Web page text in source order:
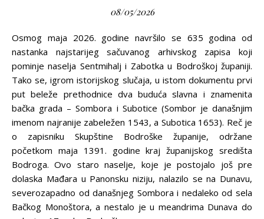
08/05/2026
Osmog maja 2026. godine navršilo se 635 godina od
nastanka najstarijeg sačuvanog arhivskog zapisa koji
pominje naselja Sentmihalj i Zabotka u Bodroškoj županiji.
Tako se, igrom istorijskog slučaja, u istom dokumentu prvi
put beleže prethodnice dva buduća slavna i znamenita
bačka grada – Sombora i Subotice (Sombor je današnjim
imenom najranije zabeležen 1543, a Subotica 1653). Reč je
o zapisniku Skupštine Bodroške županije, održane
početkom maja 1391. godine kraj županijskog središta
Bodroga. Ovo staro naselje, koje je postojalo još pre
dolaska Mađara u Panonsku niziju, nalazilo se na Dunavu,
severozapadno od današnjeg Sombora i nedaleko od sela
Bačkog Monoštora, a nestalo je u meandrima Dunava do